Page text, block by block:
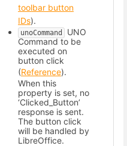
toolbar button
IDs).
unoCommand
UNO
Command to be
executed on
button click
(Reference).
When this
property is set, no
‘Clicked_Button’
response is sent.
The button click
will be handled by
LibreOffice.